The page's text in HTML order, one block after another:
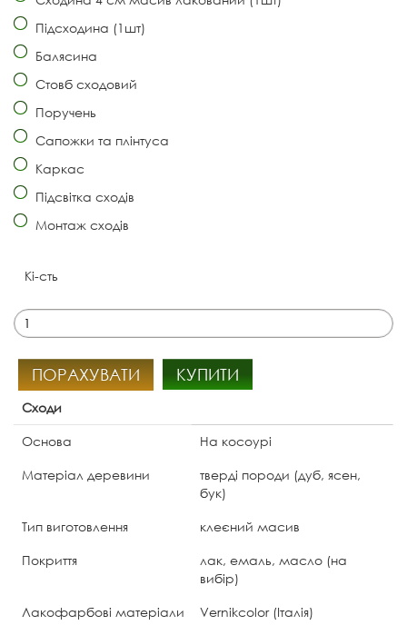
Підсходина (1шт)
Балясина
Стовб сходовий
Поручень
Сапожки та плінтуса
Каркас
Підсвітка сходів
Монтаж сходів
Кі-сть
ПОРАХУВАТИ КУПИТИ
Сходи
Основа
На косоурі
Матеріал деревини
тверді породи (дуб, ясен,
бук)
Тип виготовлення
клеєний масив
Покриття
лак, емаль, масло (на
вибір)
Лакофарбові матеріали
Vernikcolor (Італія)